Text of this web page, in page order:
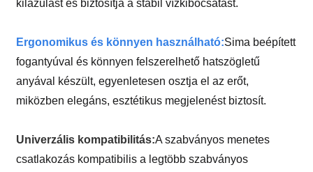
kilazulást és biztosítja a stabil vízkibocsátást.
Ergonomikus és könnyen használható:Sima beépített
fogantyúval és könnyen felszerelhető hatszögletű
anyával készült, egyenletesen osztja el az erőt,
miközben elegáns, esztétikus megjelenést biztosít.
Univerzális kompatibilitás:A szabványos menetes
csatlakozás kompatibilis a legtöbb szabványos